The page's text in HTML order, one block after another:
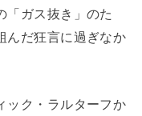
「ガス抜き」のた
んだ狂言に過ぎなか
ック・ラルターフか